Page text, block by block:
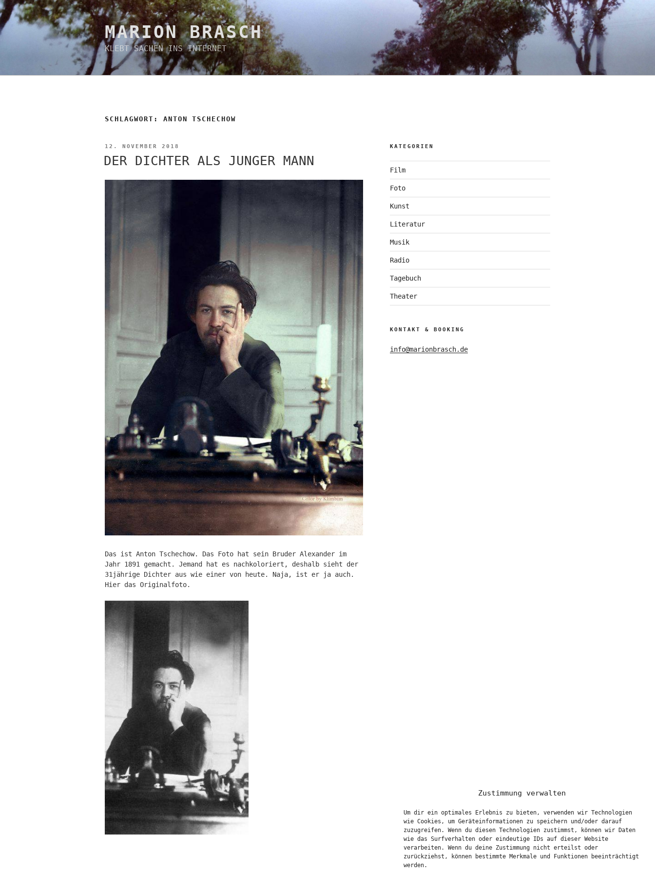
Zustimmung verwalten
Um dir ein optimales Erlebnis zu bieten, verwenden wir Technologien
wie Cookies, um Geräteinformationen zu speichern und/oder darauf
zuzugreifen. Wenn du diesen Technologien zustimmst, können wir Daten
wie das Surfverhalten oder eindeutige IDs auf dieser Website
verarbeiten. Wenn du deine Zustimmung nicht erteilst oder
zurückziehst, können bestimmte Merkmale und Funktionen beeinträchtigt
werden.
Zum
Inhalt
springen
MARION BRASCH
KLEBT SACHEN INS INTERNET
SCHLAGWORT: ANTON TSCHECHOW
VERÖFFENTLICHT
12. NOVEMBER 2018
DER DICHTER ALS JUNGER MANN
Das ist Anton Tschechow. Das Foto hat sein Bruder Alexander im
Jahr 1891 gemacht. Jemand hat es nachkoloriert, deshalb sieht der
31jährige Dichter aus wie einer von heute. Naja, ist er ja auch.
Hier das Originalfoto.
KATEGORIEN
Film
Foto
Kunst
Literatur
Musik
Radio
Tagebuch
Theater
KONTAKT & BOOKING
info@marionbrasch.de